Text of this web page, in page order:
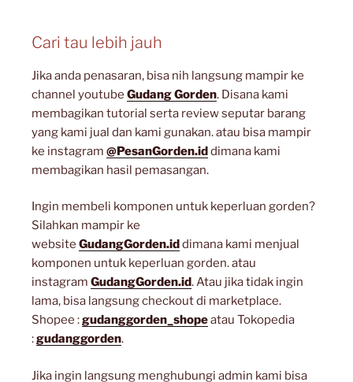
Cari tau lebih jauh
Jika anda penasaran, bisa nih langsung mampir ke
channel youtube Gudang Gorden. Disana kami
membagikan tutorial serta review seputar barang
yang kami jual dan kami gunakan. atau bisa mampir
ke instagram @PesanGorden.iddimana kami
membagikan hasil pemasangan.
Ingin membeli komponen untuk keperluan gorden?
Silahkan mampir ke
website GudangGorden.iddimana kami menjual
komponen untuk keperluan gorden. atau
instagram GudangGorden.id. Atau jika tidak ingin
lama, bisa langsung checkout di marketplace.
Shopee :gudanggorden_shopeatau Tokopedia
:gudanggorden.
Jika ingin langsung menghubungi admin kami bisa